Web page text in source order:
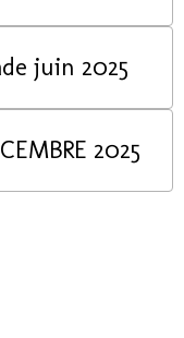
inscription Passage de grade juin 2025
2025